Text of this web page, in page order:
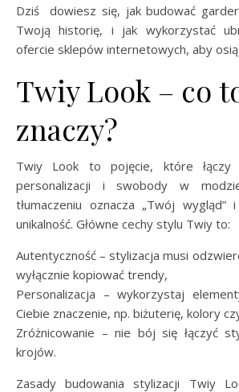
Dziś dowiesz się, jak budować
Twoją historię, i jak wykorzystać
ofercie sklepów internetowych, aby
Twiy Look – co
znaczy?
Twiy Look to pojęcie, które
personalizacji i swobody w
tłumaczeniu oznacza „Twój wygląd”
unikalność. Główne cechy stylu Twiy to:
Autentyczność – stylizacja musi
wyłącznie kopiować trendy,
Personalizacja – wykorzystaj
Ciebie znaczenie, np. biżuterię, kolory
Zróżnicowanie – nie bój się łączyć
krojów.
Zasady budowania stylizacji Twiy